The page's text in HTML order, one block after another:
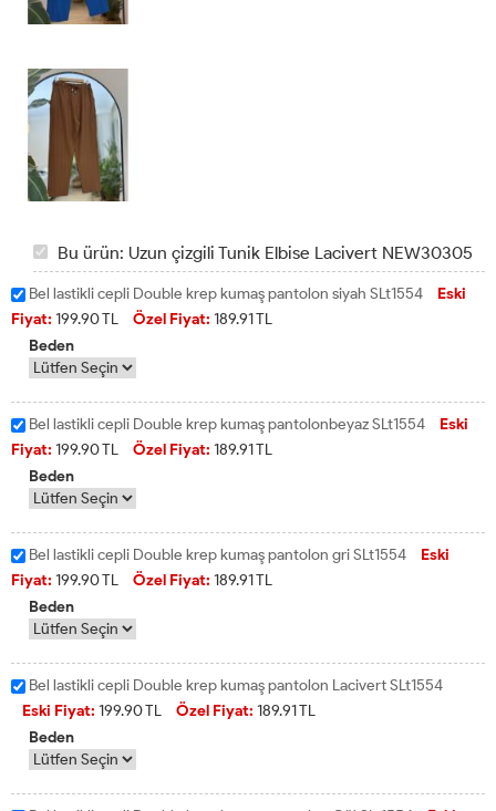
Bu ürün: Uzun çizgili Tunik Elbise Lacivert NEW30305
Bel lastikli cepli Double krep kumaş pantolon siyah SLt1554
Eski
Fiyat: 199.90TL Özel Fiyat: 189.91TL
Beden
Bel lastikli cepli Double krep kumaş pantolonbeyaz SLt1554
Eski
Fiyat: 199.90TL Özel Fiyat: 189.91TL
Beden
Bel lastikli cepli Double krep kumaş pantolon gri SLt1554
Eski
Fiyat: 199.90TL Özel Fiyat: 189.91TL
Beden
Bel lastikli cepli Double krep kumaş pantolon Lacivert SLt1554
Eski Fiyat: 199.90TL Özel Fiyat: 189.91TL
Beden